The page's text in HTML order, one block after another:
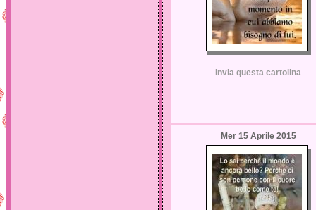
Invia questa cartolina
Mer 15 Aprile 2015